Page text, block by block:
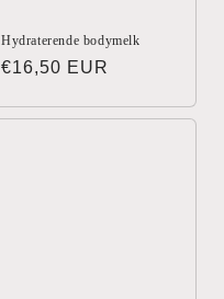
Hydraterende bodymelk
Normale
€16,50 EUR